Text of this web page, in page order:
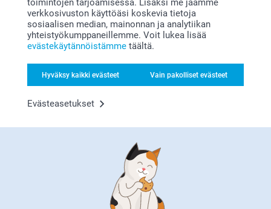
toimintojen tarjoamisessa. Lisäksi me jaamme
verkkosivuston käyttöäsi koskevia tietoja
sosiaalisen median, mainonnan ja analytiikan
yhteistyökumppaneillemme. Voit lukea lisää
evästekäytännöistämme täältä.
Hyväksy kaikki evästeet Vain pakolliset evästeet
Evästeasetukset
Miksismartphoto
Tyytyväisyystakuu